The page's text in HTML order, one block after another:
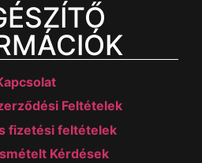
Feltételek
fizetési feltételek
Kérdések